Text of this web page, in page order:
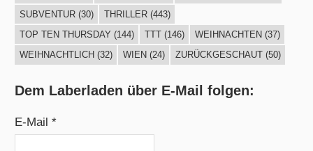
SUBVENTUR(30) THRILLER(443)
TOP TEN THURSDAY (144) TTT(146) WEIHNACHTEN (37)
WEIHNACHTLICH (32) WIEN (24) ZURÜCKGESCHAUT(50)
Dem Laberladen über E-Mail folgen:
E-Mail *